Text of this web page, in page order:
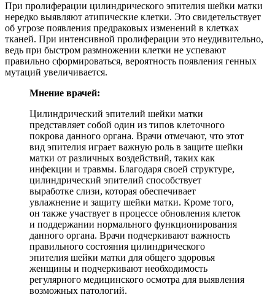
При пролиферации цилиндрического эпителия шейки матки
нередко выявляют атипические клетки. Это свидетельствует
об угрозе появления предраковых изменений в клетках
тканей. При интенсивной пролиферации это неудивительно,
ведь при быстром размножении клетки не успевают
правильно сформироваться, вероятность появления генных
мутаций увеличивается.
Мнение врачей:
Цилиндрический эпителий шейки матки
представляет собой один из типов клеточного
покрова данного органа. Врачи отмечают, что этот
вид эпителия играет важную роль в защите шейки
матки от различных воздействий, таких как
инфекции и травмы. Благодаря своей структуре,
цилиндрический эпителий способствует
выработке слизи, которая обеспечивает
увлажнение и защиту шейки матки. Кроме того,
он также участвует в процессе обновления клеток
и поддержании нормального функционирования
данного органа. Врачи подчеркивают важность
правильного состояния цилиндрического
эпителия шейки матки для общего здоровья
женщины и подчеркивают необходимость
регулярного медицинского осмотра для выявления
возможных патологий.